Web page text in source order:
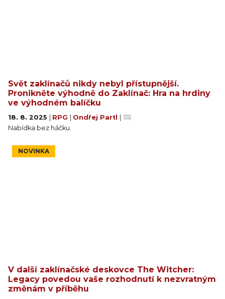
Svět zaklínačů nikdy nebyl přístupnější.
Pronikněte výhodně do Zaklínač: Hra na hrdiny
ve výhodném balíčku
18. 8. 2025 RPG Ondřej Partl
Nabídka bez háčku.
NOVINKA
V další zaklínačské deskovce The Witcher:
Legacy povedou vaše rozhodnutí k nezvratným
změnám v příběhu